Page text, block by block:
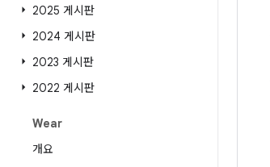
2025 게시판
2024 게시판
2023 게시판
2022 게시판
Wear
개요